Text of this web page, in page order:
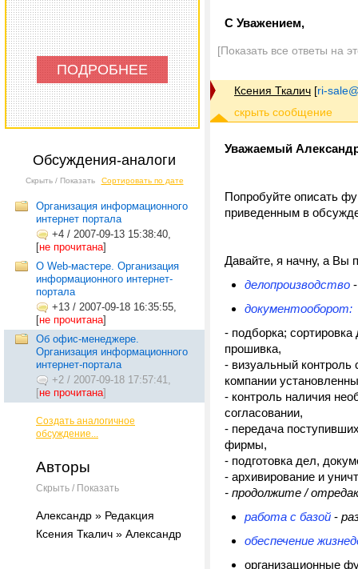
ПОДРОБНЕЕ
Обсуждения-аналоги
Скрыть / Показать Сортировать по дате
Организация информационного
интернет портала
+4 / 2007-09-13 15:38:40,
[не прочитана]
О Web-мастере. Организация
информационного интернет-
портала
+13 / 2007-09-18 16:35:55,
[не прочитана]
Об офис-менеджере.
Организация информационного
интернет-портала
+2 / 2007-09-18 17:57:41,
[не прочитана]
Создать аналогичное
обсуждение...
Авторы
Скрыть / Показать
Александр » Редакция
Ксения Ткалич » Александр
С Уважением,
[Показать все ответы на
Ксения Ткалич [ri-
Уважаемый
Попробуйте описать
приведенным в
Давайте, я начну, а Вы
делопроизводство -
документооборот:
- подборка;
прошивка,
- визуальный контроль
компании
- контроль наличия
согласовании,
- передача
фирмы,
- подготовка дел,
- архивирование и
- продолжите /
работа с базой -
обеспечение
организационные